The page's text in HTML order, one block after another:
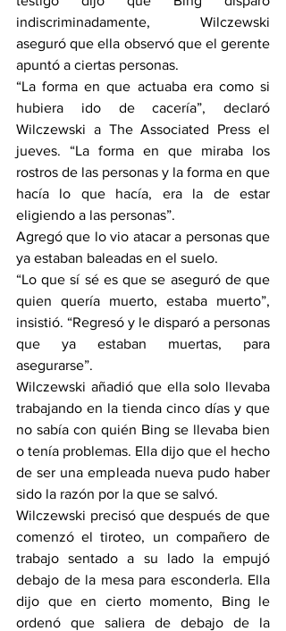
indiscriminadamente, Wilczewski
aseguró que ella observó que el gerente
apuntó a ciertas personas.
“La forma en que actuaba era como si
hubiera ido de cacería”, declaró
Wilczewski a The Associated Press el
jueves. “La forma en que miraba los
rostros de las personas y la forma en que
hacía lo que hacía, era la de estar
eligiendo a las personas”.
Agregó que lo vio atacar a personas que
ya estaban baleadas en el suelo.
“Lo que sí sé es que se aseguró de que
quien quería muerto, estaba muerto”,
insistió. “Regresó y le disparó a personas
que ya estaban muertas, para
asegurarse”.
Wilczewski añadió que ella solo llevaba
trabajando en la tienda cinco días y que
no sabía con quién Bing se llevaba bien
o tenía problemas. Ella dijo que el hecho
de ser una empleada nueva pudo haber
sido la razón por la que se salvó.
Wilczewski precisó que después de que
comenzó el tiroteo, un compañero de
trabajo sentado a su lado la empujó
debajo de la mesa para esconderla. Ella
dijo que en cierto momento, Bing le
ordenó que saliera de debajo de la